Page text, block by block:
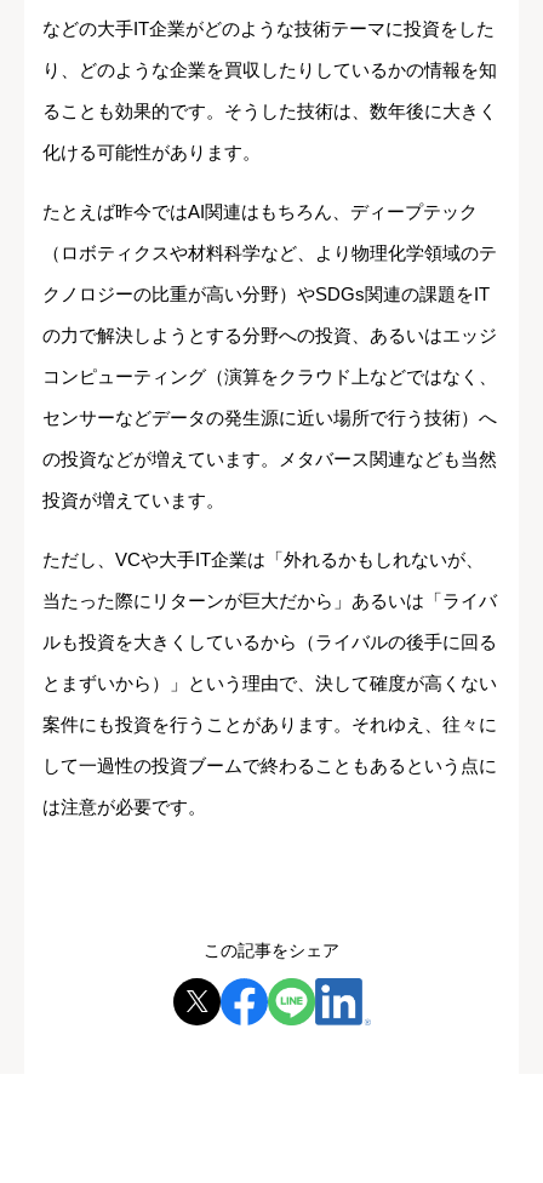
などの大手IT企業がどのような技術テーマに投資をした
り、どのような企業を買収したりしているかの情報を知
ることも効果的です。そうした技術は、数年後に大きく
化ける可能性があります。
たとえば昨今ではAI関連はもちろん、ディープテック
（ロボティクスや材料科学など、より物理化学領域のテ
クノロジーの比重が高い分野）やSDGs関連の課題をIT
の力で解決しようとする分野への投資、あるいはエッジ
コンピューティング（演算をクラウド上などではなく、
センサーなどデータの発生源に近い場所で行う技術）へ
の投資などが増えています。メタバース関連なども当然
投資が増えています。
ただし、VCや大手IT企業は「外れるかもしれないが、
当たった際にリターンが巨大だから」あるいは「ライバ
ルも投資を大きくしているから（ライバルの後手に回る
とまずいから）」という理由で、決して確度が高くない
案件にも投資を行うことがあります。それゆえ、往々に
して一過性の投資ブームで終わることもあるという点に
は注意が必要です。
この記事をシェア